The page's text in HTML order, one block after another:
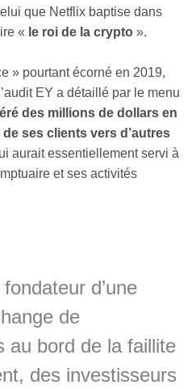
que Netflix baptise dans
« le roi de la crypto ».
» pourtant écorné en 2019,
EY a détaillé par le menu
des millions de dollars en
ses clients vers d’autres
aurait essentiellement servi à
et ses activités
d’une
de
au bord de la faillite
des investisseurs